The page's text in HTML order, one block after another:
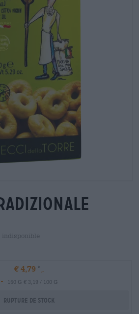
€ 4,79
-
150 G € 3,19 / 100 G
Rupture de stock